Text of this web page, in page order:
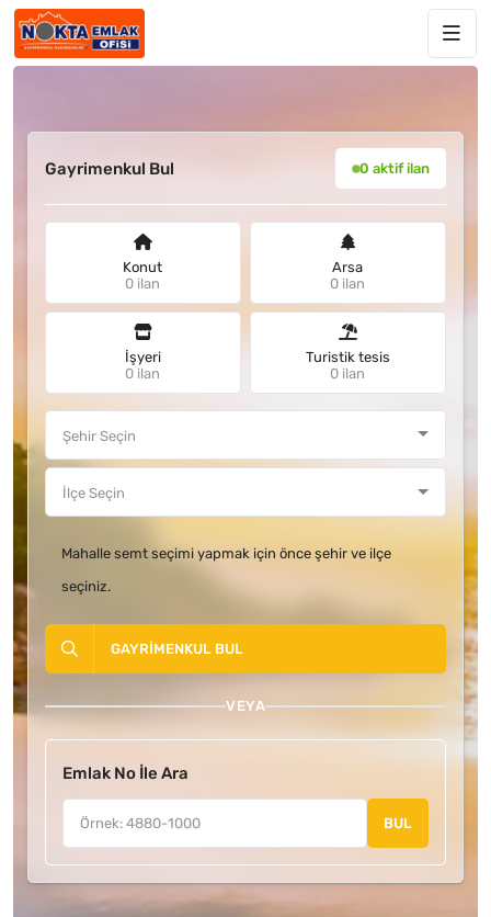
Gayrimenkul Bul 0 aktif ilan
Konut
0 ilan
Arsa
0 ilan
İşyeri
0 ilan
Turistik tesis
0 ilan
Mahalle semt seçimi yapmak için önce şehir ve ilçe
seçiniz.
GAYRIMENKUL BUL
VEYA
Emlak No İle Ara
BUL